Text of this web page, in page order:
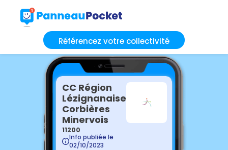
Référencez votre collectivité
CC Région
Lézignanaise
Corbières
Minervois
11200
Info publiée le
02/10/2023